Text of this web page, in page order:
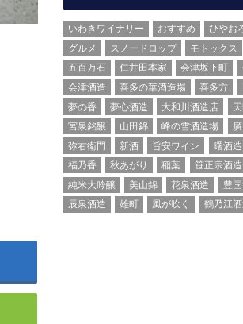
いわきワイナリー おすすめ ひやお
グルメ
スノードロップ モトックス
五百万石
仁井田本家 会津坂下町
会津酒造
喜多の華酒造場 喜多方
夢の香
夢心酒造 大和川酒造店
宮泉銘醸
山田錦 峰の雪酒造場
弥右衛門
新酒 旨安ワイン 曙酒造
福乃香
秋あがり 稲葉 笹正宗酒造
純米大吟醸
美山錦 花泉酒造 豊
辰泉酒造
雄町 風が吹く 鶴乃江